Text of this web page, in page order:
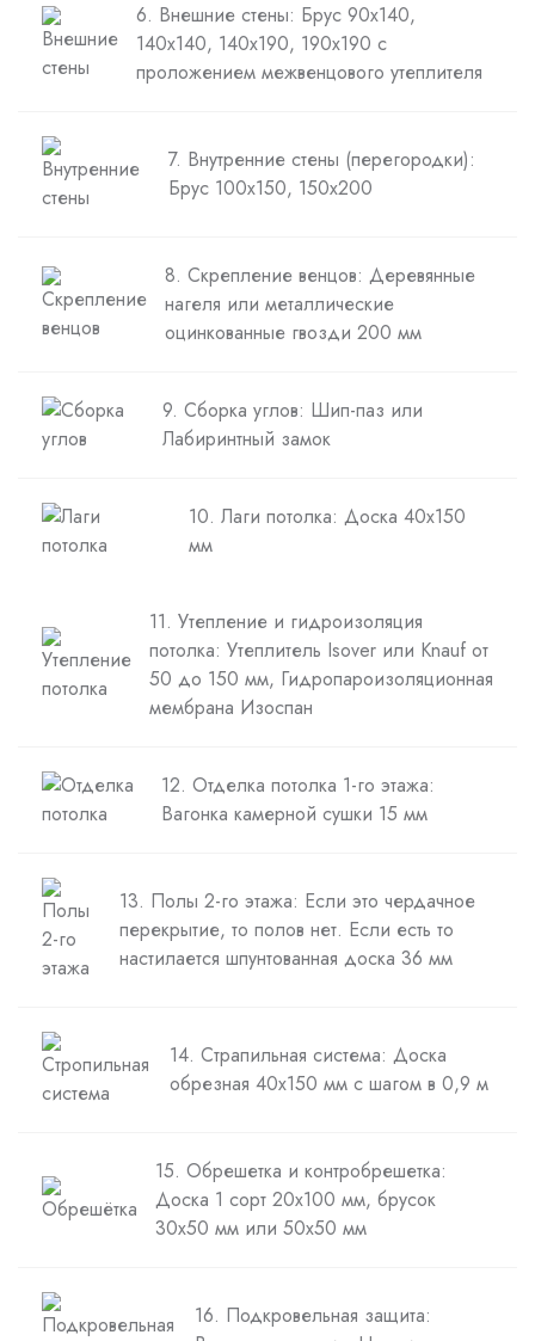
6. Внешние стены: Брус 90х140,
140х140, 140х190, 190х190 с
проложением межвенцового утеплителя
7. Внутренние стены (перегородки):
Брус 100х150, 150х200
8. Скрепление венцов: Деревянные
нагеля или металлические
оцинкованные гвозди 200 мм
9. Сборка углов: Шип-паз или
Лабиринтный замок
10. Лаги потолка: Доска 40х150
мм
11. Утепление и гидроизоляция
потолка: Утеплитель Isover или Knauf от
50 до 150 мм, Гидропароизоляционная
мембрана Изоспан
12. Отделка потолка 1-го этажа:
Вагонка камерной сушки 15 мм
13. Полы 2-го этажа: Если это чердачное
перекрытие, то полов нет. Если есть то
настилается шпунтованная доска 36 мм
14. Страпильная система: Доска
обрезная 40х150 мм с шагом в 0,9 м
15. Обрешетка и контробрешетка:
Доска 1 сорт 20х100 мм, брусок
30х50 мм или 50х50 мм
16. Подкровельная защита: